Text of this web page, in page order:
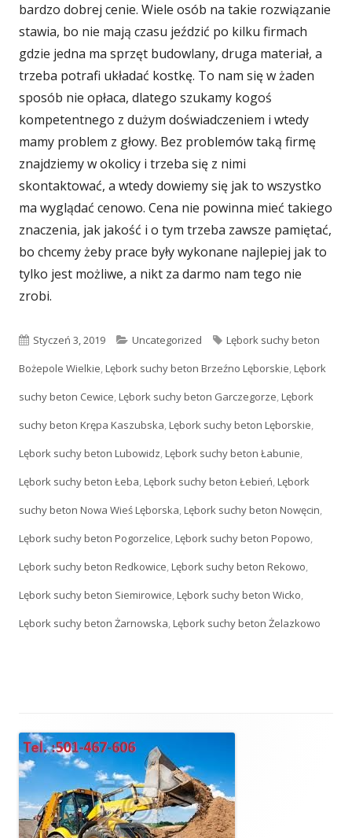
bardzo dobrej cenie. Wiele osób na takie rozwiązanie
stawia, bo nie mają czasu jeździć po kilku firmach
gdzie jedna ma sprzęt budowlany, druga materiał, a
trzeba potrafi układać kostkę. To nam się w żaden
sposób nie opłaca, dlatego szukamy kogoś
kompetentnego z dużym doświadczeniem i wtedy
mamy problem z głowy. Bez problemów taką firmę
znajdziemy w okolicy i trzeba się z nimi
skontaktować, a wtedy dowiemy się jak to wszystko
ma wyglądać cenowo. Cena nie powinna mieć takiego
znaczenia, jak jakość i o tym trzeba zawsze pamiętać,
bo chcemy żeby prace były wykonane najlepiej jak to
tylko jest możliwe, a nikt za darmo nam tego nie
zrobi.
Opublikowano
Styczeń 3, 2019 Kategorie
Uncategorized Tagi
Lębork suchy beton
Bożepole Wielkie,Lębork suchy beton Brzeźno Lęborskie,Lębork
suchy beton Cewice,Lębork suchy beton Garczegorze,Lębork
suchy beton Krępa Kaszubska,Lębork suchy beton Lęborskie,
Lębork suchy beton Lubowidz,Lębork suchy beton Łabunie,
Lębork suchy beton Łeba,Lębork suchy beton Łebień,Lębork
suchy beton Nowa Wieś Lęborska,Lębork suchy beton Nowęcin,
Lębork suchy beton Pogorzelice,Lębork suchy beton Popowo,
Lębork suchy beton Redkowice,Lębork suchy beton Rekowo,
Lębork suchy beton Siemirowice,Lębork suchy beton Wicko,
Lębork suchy beton Żarnowska,Lębork suchy beton Żelazkowo
Główny
panel
boczny